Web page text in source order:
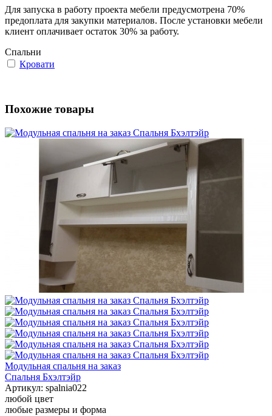
Для запуска в работу проекта мебели предусмотрена 70%
предоплата для закупки материалов. После установки мебели
клиент оплачивает остаток 30% за работу.
Спальни
Кровати
Похожие товары
Модульная спальня на заказ
Спальня Бхэлтэйр
Артикул: spalnia022
любой цвет
любые размеры и форма